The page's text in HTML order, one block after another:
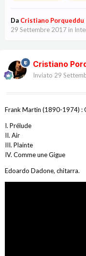
Da Cristiano Porqueddu
29 Settembre 2017 in
Cristiano
Inviato 29
Frank Martin (1890-1974) :
I. Prélude
II. Air
III. Plainte
IV. Comme une Gigue
Edoardo Dadone, chitarra.